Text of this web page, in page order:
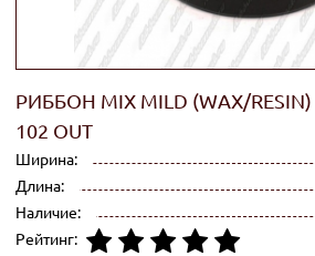
РИББОН MIX MILD (WAX/
102 OUT
Ширина:
Длина:
Наличие:
Рейтинг: